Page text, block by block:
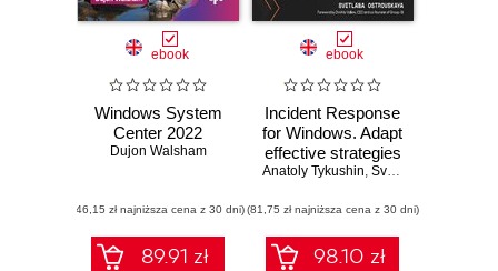
ebook
Windows System
Center 2022
Dujon Walsham
(46,15 zł najniższa cena z 30 dni)
89.91 zł
ebook
Incident Response
for Windows. Adapt
effective strategies
for managing
cyberattacks
targeting Windows
systems
Anatoly Tykushin, Svetlana Ostrovskaya
(81,75 zł najniższa cena z 30 dni)
98.10 zł